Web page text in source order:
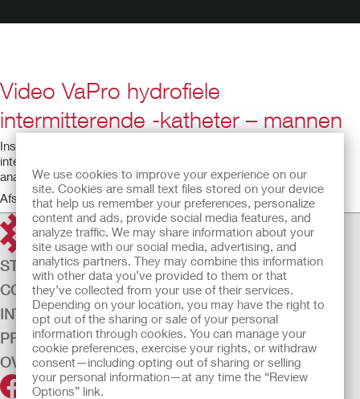
We use cookies to improve your experience on our
site. Cookies are small text files stored on your device
that help us remember your preferences, personalize
content and ads, provide social media features, and
analyze traffic. We may share information about your
site usage with our social media, advertising, and
analytics partners. They may combine this information
with other data you’ve provided to them or that
they’ve collected from your use of their services.
Depending on your location, you may have the right to
opt out of the sharing or sale of your personal
information through cookies. You can manage your
cookie preferences, exercise your rights, or withdraw
consent—including opting out of sharing or selling
your personal information—at any time the “Review
Options” link.
Video VaPro hydrofiele
intermitterende -katheter – mannen
Instructievideo voor het gebruik van de VaPro hydrofiele
intermitterende katheter met gebruikmaking van een mannelijk
anatomisch model.
Afspeeltijd: 3:22
STOMAZORG
CONTINENTIEZORG
INTENSIEVE ZORG
PRODUCTEN
OVER ONS